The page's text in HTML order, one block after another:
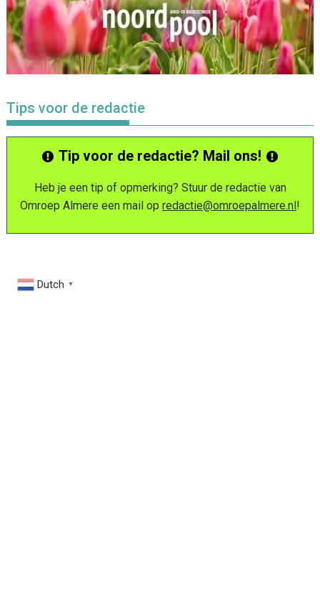
Tips voor de redactie
Tip voor de redactie? Mail ons!
Heb je een tip of opmerking? Stuur de redactie van
Omroep Almere een mail op redactie@omroepalmere.nl!
Dutch ▼